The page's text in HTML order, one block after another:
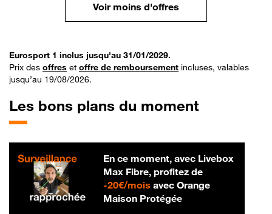
Voir moins d'offres
Eurosport 1 inclus jusqu'au 31/01/2029.
Prix des offres et offre de remboursement incluses, valables
jusqu’au 19/08/2026.
Les bons plans du moment
En ce moment, avec Livebox
Max Fibre, profitez de
-20€/mois20 € par mois
avec Orange
Maison Protégée